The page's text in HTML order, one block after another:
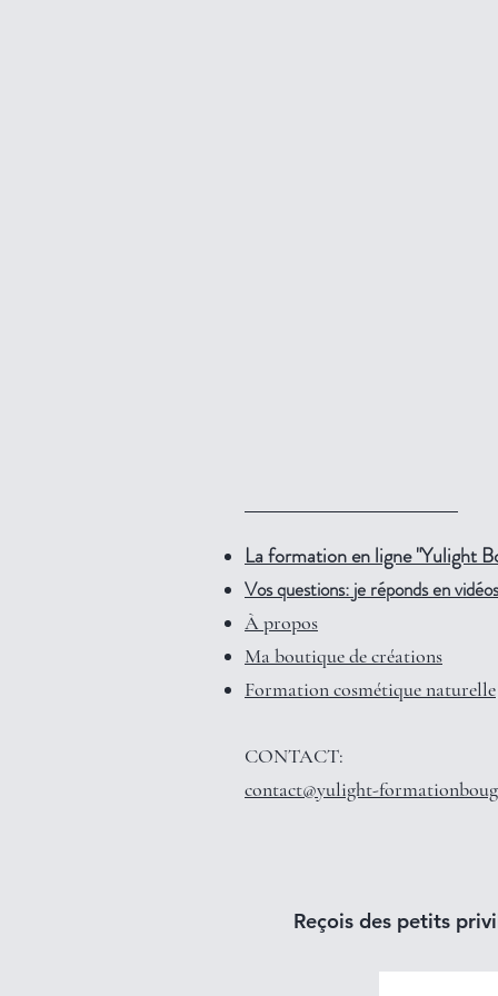
La formation en ligne "Yulight
Vos questions: je réponds en
À propos
Ma boutique de créations
Formation cosmétique naturelle
CONTACT:
contact@yulight-
Reçois des petits